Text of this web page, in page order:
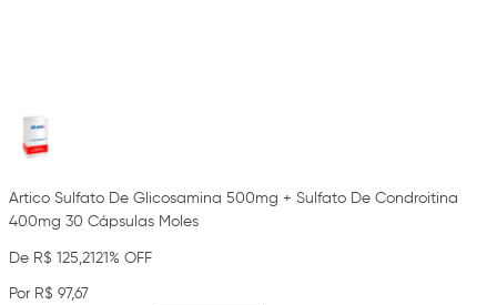
Artico Sulfato De Glicosamina 500mg + Sulfato De Condroitina
400mg 30 Cápsulas Moles
De R$ 125,2121% OFF
Por R$ 97,67